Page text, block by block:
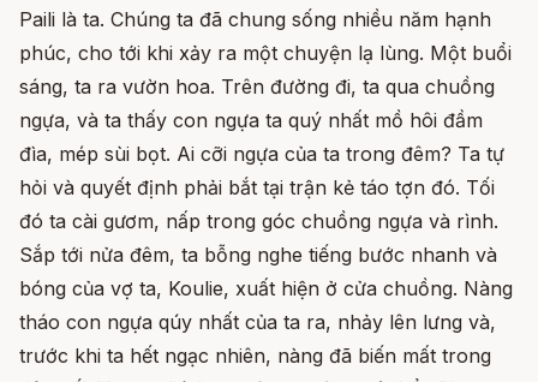
Paili là ta. Chúng ta đã chung sống nhiều năm hạnh
phúc, cho tới khi xảy ra một chuyện lạ lùng. Một buổi
sáng, ta ra vườn hoa. Trên đường đi, ta qua chuồng
ngựa, và ta thấy con ngựa ta quý nhất mồ hôi đầm
đìa, mép sùi bọt. Ai cỡi ngựa của ta trong đêm? Ta tự
hỏi và quyết định phải bắt tại trận kẻ táo tợn đó. Tối
đó ta cài gươm, nấp trong góc chuồng ngựa và rình.
Sắp tới nửa đêm, ta bỗng nghe tiếng bước nhanh và
bóng của vợ ta, Koulie, xuất hiện ở cửa chuồng. Nàng
tháo con ngựa qúy nhất của ta ra, nhảy lên lưng và,
trước khi ta hết ngạc nhiên, nàng đã biến mất trong